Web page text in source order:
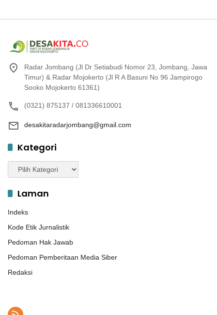
Radar Jombang (Jl Dr Setiabudi Nomor 23, Jombang, Jawa
Timur) & Radar Mojokerto (Jl R A Basuni No 96 Jampirogo
Sooko Mojokerto 61361)
(0321) 875137 / 081336610001
desakitaradarjombang@gmail.com
Kategori
Kategori
Laman
Indeks
Kode Etik Jurnalistik
Pedoman Hak Jawab
Pedoman Pemberitaan Media Siber
Redaksi